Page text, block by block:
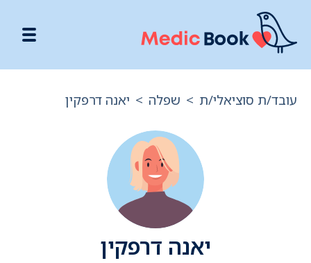
עובד/ת סוציאלי/ת > שפלה > יאנה דרפקין
יאנה דרפקין